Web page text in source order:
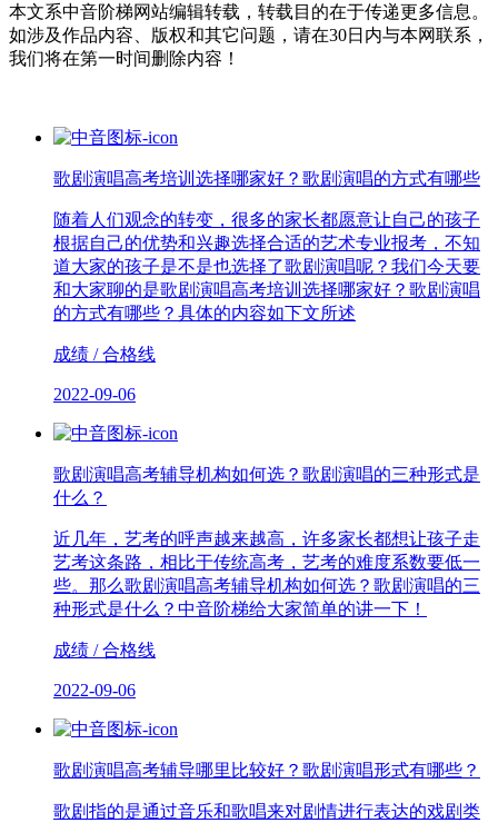
本文系中音阶梯网站编辑转载，转载目的在于传递更多信息。
如涉及作品内容、版权和其它问题，请在30日内与本网联系，
我们将在第一时间删除内容！
歌剧演唱高考培训选择哪家好？歌剧演唱的方式有哪些
随着人们观念的转变，很多的家长都愿意让自己的孩子
根据自己的优势和兴趣选择合适的艺术专业报考，不知
道大家的孩子是不是也选择了歌剧演唱呢？我们今天要
和大家聊的是歌剧演唱高考培训选择哪家好？歌剧演唱
的方式有哪些？具体的内容如下文所述
成绩 / 合格线
2022-09-06
歌剧演唱高考辅导机构如何选？歌剧演唱的三种形式是
什么？
近几年，艺考的呼声越来越高，许多家长都想让孩子走
艺考这条路，相比于传统高考，艺考的难度系数要低一
些。那么歌剧演唱高考辅导机构如何选？歌剧演唱的三
种形式是什么？中音阶梯给大家简单的讲一下！
成绩 / 合格线
2022-09-06
歌剧演唱高考辅导哪里比较好？歌剧演唱形式有哪些？
歌剧指的是通过音乐和歌唱来对剧情进行表达的戏剧类